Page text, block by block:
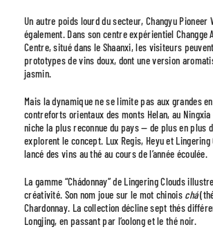
Un autre poids lourd du secteur, Changyu Pioneer
également. Dans son centre expérientiel Changge
Centre, situé dans le Shaanxi, les visiteurs
prototypes de vins doux, dont une version
jasmin.
Mais la dynamique ne se limite pas aux grandes
contreforts orientaux des monts Helan, au
niche la plus reconnue du pays — de plus en plus
explorent le concept. Lux Regis, Heyu et Lingering
lancé des vins au thé au cours de l’année écoulée.
La gamme “Chádonnay” de Lingering Clouds
créativité. Son nom joue sur le mot chinois chá
Chardonnay. La collection décline sept thés
Longjing, en passant par l’oolong et le thé noir.